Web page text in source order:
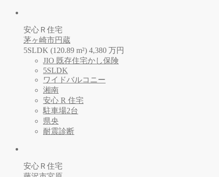
安心Ｒ住宅
茅ヶ崎市円蔵
5SLDK (120.89 m²) 4,380 万円
JIO 既存住宅かし保険
5SLDK
ワイドバルコニー
湘南
安心 R 住宅
駐車場2台
県央
耐震診断
安心Ｒ住宅